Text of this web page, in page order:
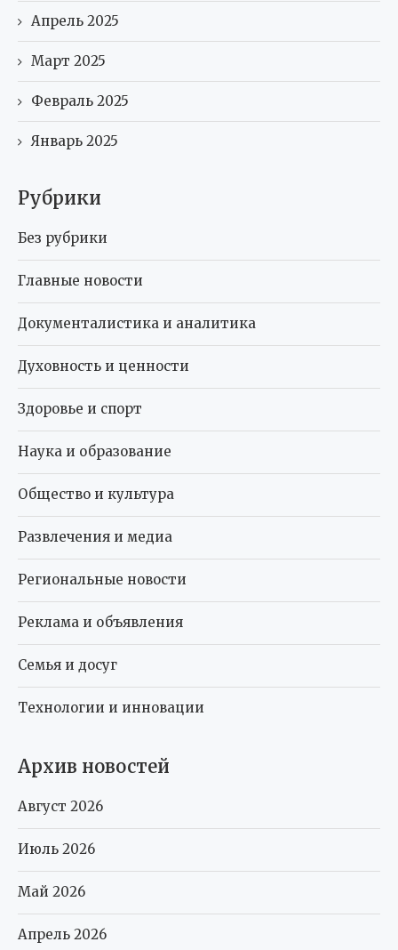
Апрель 2025
Март 2025
Февраль 2025
Январь 2025
Рубрики
Без рубрики
Главные новости
Документалистика и аналитика
Духовность и ценности
Здоровье и спорт
Наука и образование
Общество и культура
Развлечения и медиа
Региональные новости
Реклама и объявления
Семья и досуг
Технологии и инновации
Архив новостей
Август 2026
Июль 2026
Май 2026
Апрель 2026